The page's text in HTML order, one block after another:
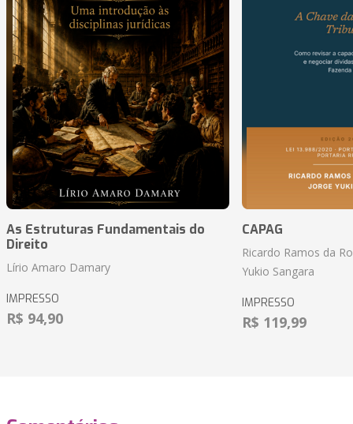
As Estruturas Fundamentais do
Direito
Lírio Amaro Damary
IMPRESSO
R$ 94,90
CAPAG
Ricardo Ramos da
Yukio Sangara
IMPRESSO
R$ 119,99